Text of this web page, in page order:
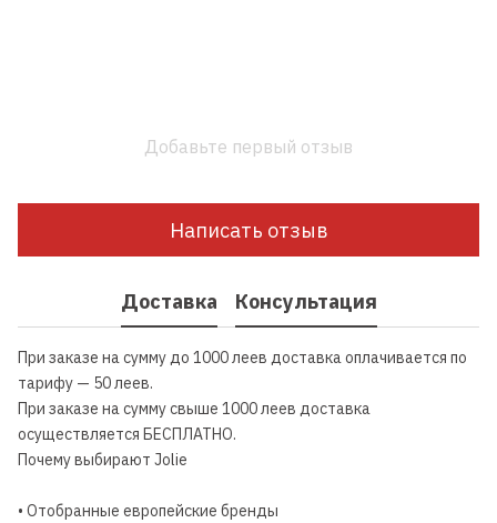
Добавьте первый отзыв
Написать отзыв
Доставка Консультация
При заказе на сумму до 1000 леев доставка оплачивается по
тарифу — 50 леев.
При заказе на сумму свыше 1000 леев доставка
осуществляется БЕСПЛАТНО.
Почему выбирают Jolie
• Отобранные европейские бренды